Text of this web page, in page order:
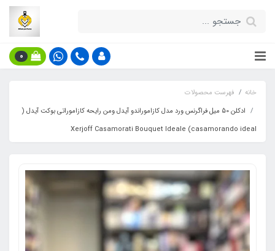
0
خانه
فهرست محصولات
ادکلن 50 میل فراگرنس ورد مدل کازاموراندو آیدل ومن رایحه کازاموراتی بوکت آیدل (
casamorando ideal) Xerjoff Casamorati Bouquet Ideale